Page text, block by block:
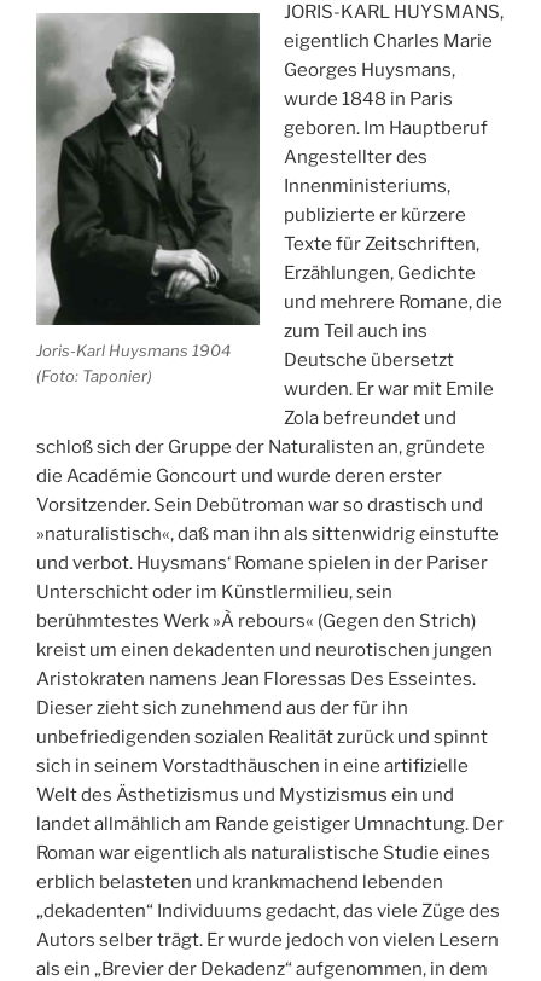
Joris-Karl Huysmans 1904
(Foto: Taponier)
JORIS-KARL HUYSMANS,
eigentlich Charles Marie
Georges Huysmans,
wurde 1848 in Paris
geboren. Im Hauptberuf
Angestellter des
Innenministeriums,
publizierte er kürzere
Texte für Zeitschriften,
Erzählungen, Gedichte
und mehrere Romane, die
zum Teil auch ins
Deutsche übersetzt
wurden. Er war mit Emile
Zola befreundet und
schloß sich der Gruppe der Naturalisten an, gründete
die Académie Goncourt und wurde deren erster
Vorsitzender. Sein Debütroman war so drastisch und
»naturalistisch«, daß man ihn als sittenwidrig einstufte
und verbot. Huysmans‘ Romane spielen in der Pariser
Unterschicht oder im Künstlermilieu, sein
berühmtestes Werk »À rebours« (Gegen den Strich)
kreist um einen dekadenten und neurotischen jungen
Aristokraten namens Jean Floressas Des Esseintes.
Dieser zieht sich zunehmend aus der für ihn
unbefriedigenden sozialen Realität zurück und spinnt
sich in seinem Vorstadthäuschen in eine artifizielle
Welt des Ästhetizismus und Mystizismus ein und
landet allmählich am Rande geistiger Umnachtung. Der
Roman war eigentlich als naturalistische Studie eines
erblich belasteten und krankmachend lebenden
„dekadenten“ Individuums gedacht, das viele Züge des
Autors selber trägt. Er wurde jedoch von vielen Lesern
als ein „Brevier der Dekadenz“ aufgenommen, in dem